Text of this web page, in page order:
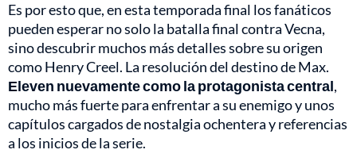
Es por esto que, en esta temporada final los fanáticos
pueden esperar no solo la batalla final contra Vecna,
sino descubrir muchos más detalles sobre su origen
como Henry Creel. La resolución del destino de Max.
Eleven nuevamente como la protagonista central,
mucho más fuerte para enfrentar a su enemigo y unos
capítulos cargados de nostalgia ochentera y referencias
a los inicios de la serie.